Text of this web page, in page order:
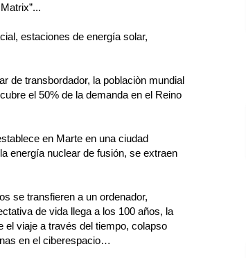
estaciones de energía solar,
de transbordador, la poblaciòn mundial
el 50% de la demanda en el Reino
en Marte en una ciudad
energía nuclear de fusión, se extraen
se transfieren a un ordenador,
de vida llega a los 100 años, la
el viaje a través del tiempo, colapso
en el ciberespacio…